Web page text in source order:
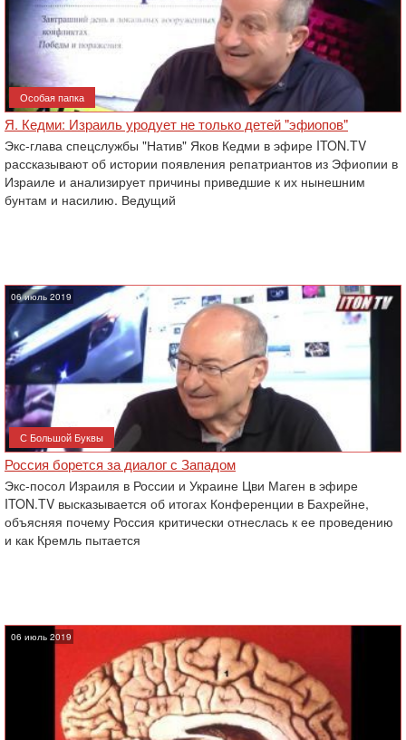
Особая папка
Я. Кедми: Израиль уродует не только детей "эфиопов"
Экс-глава спецслужбы "Натив" Яков Кедми в эфире ITON.TV
рассказывают об истории появления репатриантов из Эфиопии в
Израиле и анализирует причины приведшие к их нынешним
бунтам и насилию. Ведущий
06 июль 2019
С Большой Буквы
Россия борется за диалог с Западом
Экс-посол Израиля в России и Украине Цви Маген в эфире
ITON.TV высказывается об итогах Конференции в Бахрейне,
объясняя почему Россия критически отнеслась к ее проведению
и как Кремль пытается
06 июль 2019